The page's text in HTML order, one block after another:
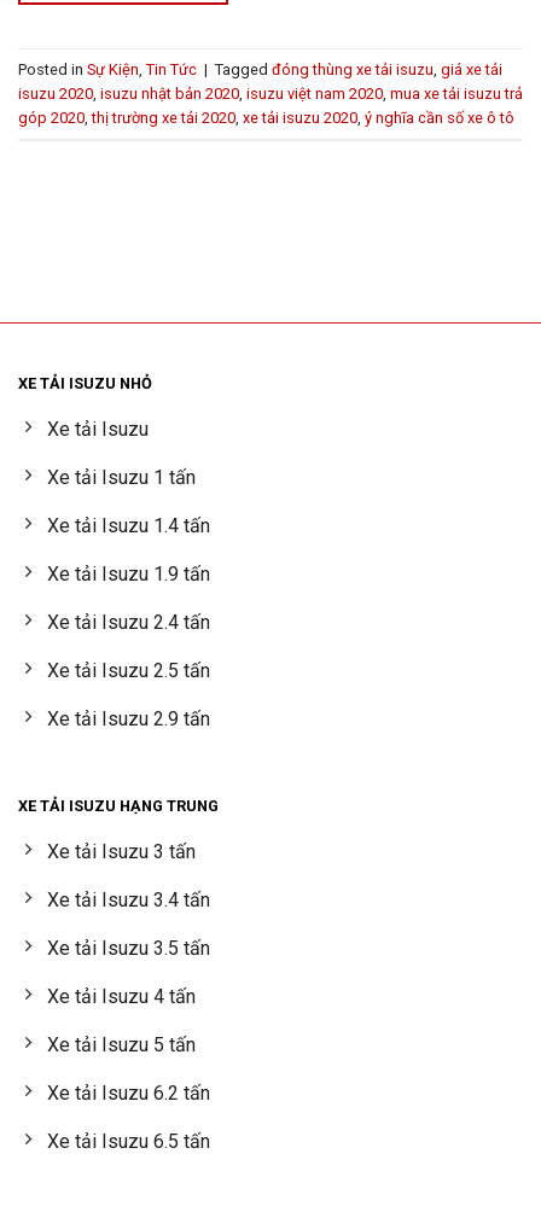
Posted in Sự Kiện Tin Tức | Tagged đóng thùng xe tải isuzu giá xe tải
isuzu 2020 isuzu nhật bản 2020 isuzu việt nam 2020 mua xe tải isuzu trả
góp 2020 ,thị trường xe tải 2020 xe tải isuzu 2020 ý nghĩa cần số xe ô tô
XE TẢI ISUZU NHỎ
Xe tải Isuzu
Xe tải Isuzu 1 tấn
Xe tải Isuzu 1.4 tấn
Xe tải Isuzu 1.9 tấn
Xe tải Isuzu 2.4 tấn
Xe tải Isuzu 2.5 tấn
Xe tải Isuzu 2.9 tấn
XE TẢI ISUZU HẠNG TRUNG
Xe tải Isuzu 3 tấn
Xe tải Isuzu 3.4 tấn
Xe tải Isuzu 3.5 tấn
Xe tải Isuzu 4 tấn
Xe tải Isuzu 5 tấn
Xe tải Isuzu 6.2 tấn
Xe tải Isuzu 6.5 tấn